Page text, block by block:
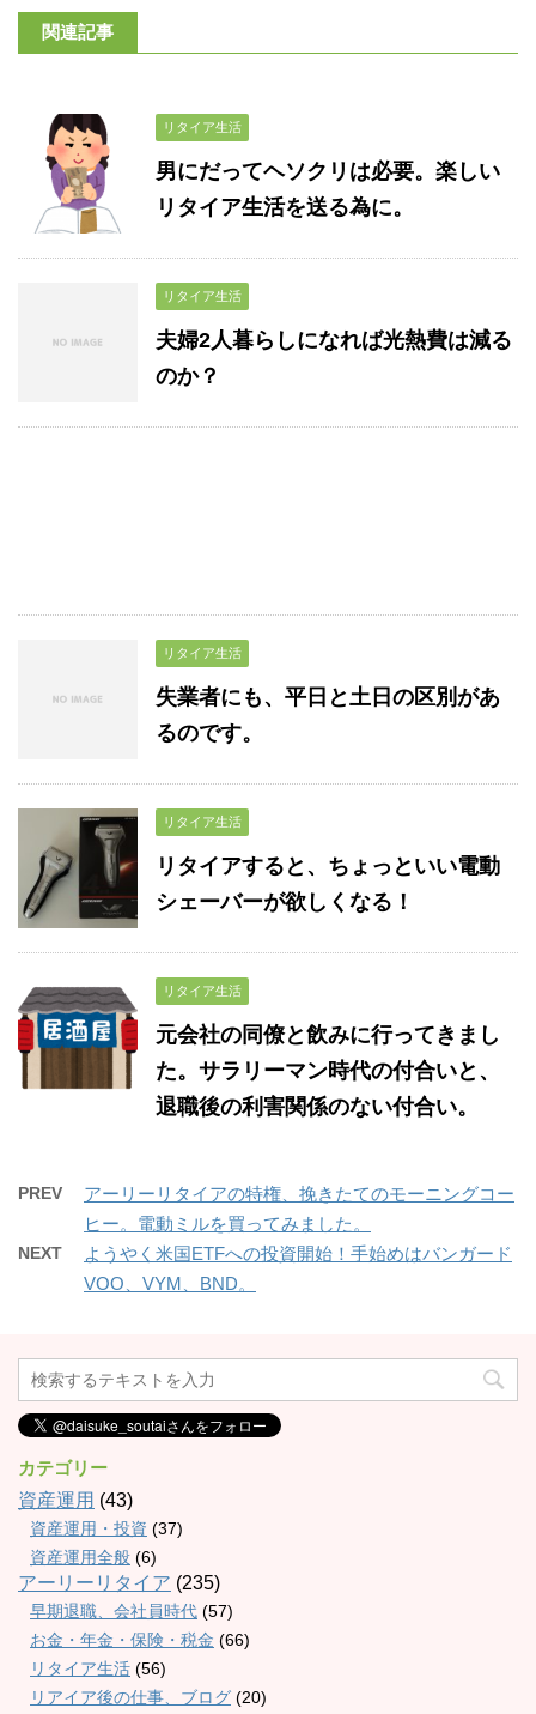
関連記事
リタイア生活
男にだってヘソクリは必要。楽しい
リタイア生活を送る為に。
リタイア生活
夫婦2人暮らしになれば光熱費は減る
のか？
リタイア生活
失業者にも、平日と土日の区別があ
るのです。
リタイア生活
リタイアすると、ちょっといい電動
シェーバーが欲しくなる！
リタイア生活
元会社の同僚と飲みに行ってきまし
た。サラリーマン時代の付合いと、
退職後の利害関係のない付合い。
PREV
アーリーリタイアの特権、挽きたてのモーニングコー
ヒー。電動ミルを買ってみました。
NEXT
ようやく米国ETFへの投資開始！手始めはバンガード
VOO、VYM、BND。
カテゴリー
資産運用 (43)
資産運用・投資 (37)
資産運用全般 (6)
アーリーリタイア (235)
早期退職、会社員時代 (57)
お金・年金・保険・税金 (66)
リタイア生活 (56)
リアイア後の仕事、ブログ (20)